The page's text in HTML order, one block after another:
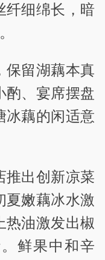
纤细绵长，暗
保留湖藕本真
酌、宴席摆盘
冰藕的闲适意
推出创新凉菜
夏嫩藕冰水激
热油激发出椒
鲜果中和辛